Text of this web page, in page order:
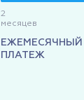
2
месяцев
ЕЖЕМЕСЯЧНЫЙ
ПЛАТЕЖ